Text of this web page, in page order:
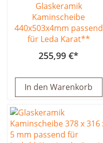
Glaskeramik
Kaminscheibe
440x503x4mm passend
für Leda Karat**
255,99 €
In den Warenkorb